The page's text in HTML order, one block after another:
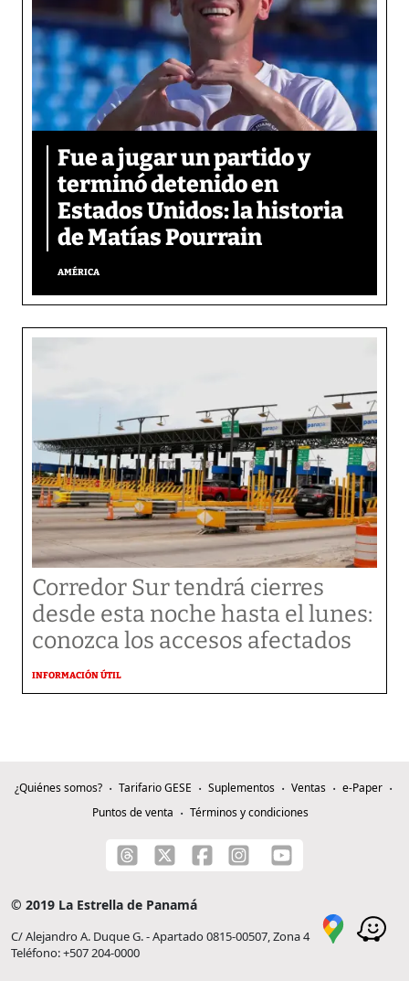
Fue a jugar un partido y
terminó detenido en
Estados Unidos: la historia
de Matías Pourrain
AMÉRICA
Corredor Sur tendrá cierres
desde esta noche hasta el lunes:
conozca los accesos afectados
INFORMACIÓN ÚTIL
¿Quiénes somos? Tarifario GESE Suplementos Ventas
e-Paper
Puntos de venta
Términos y condiciones
© 2019 La Estrella de Panamá
C/ Alejandro A. Duque G. - Apartado 0815-00507, Zona 4
Teléfono: +507 204-0000